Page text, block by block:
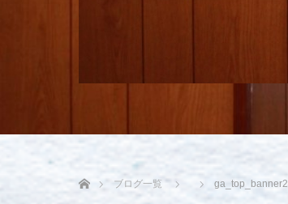
ブログ一覧
ga_top_banner2